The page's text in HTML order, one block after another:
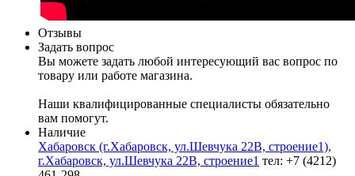
Отзывы
Задать вопрос
Вы можете задать любой интересующий вас вопрос по
товару или работе магазина.
Наши квалифицированные специалисты обязательно
вам помогут.
Наличие
Хабаровск (г.Хабаровск, ул.Шевчука 22В, строение1),
г.Хабаровск, ул.Шевчука 22В, строение1 тел: +7 (4212)